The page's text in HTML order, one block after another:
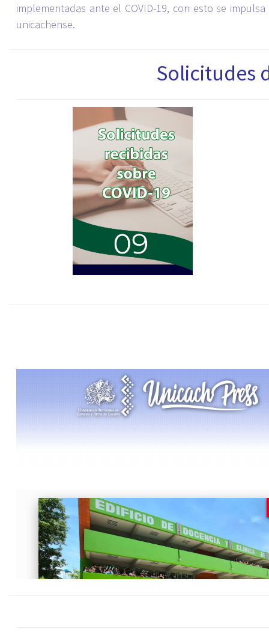
implementadas ante el COVID-19, con esto se
unicachense.
Solicitudes